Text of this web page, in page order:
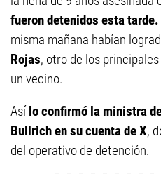
fueron detenidos esta tarde.
misma mañana habían
Rojas, otro de los
un vecino.
Asílo confirmó la ministra
Bullrich en su cuenta de X,
del operativo de detención.